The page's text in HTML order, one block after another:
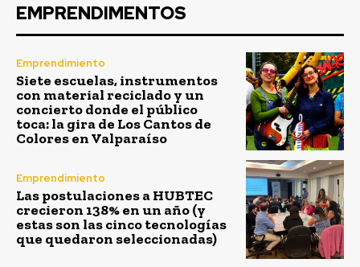
EMPRENDIMENTOS
Emprendimiento
Siete escuelas, instrumentos
con material reciclado y un
concierto donde el público
toca: la gira de Los Cantos de
Colores en Valparaíso
Emprendimiento
Las postulaciones a HUBTEC
crecieron 138% en un año (y
estas son las cinco tecnologías
que quedaron seleccionadas)